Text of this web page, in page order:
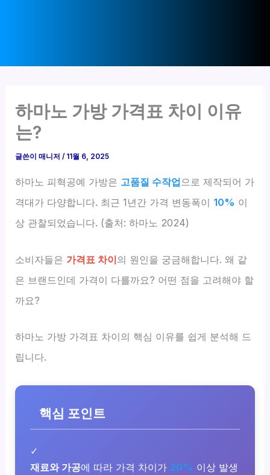
하마노 가방 가격표 차이 이유
는?
글쓴이매니저/ 11월 6, 2025
하마노 피혁공예 가방은 고품질 수작업으로 제작되어 가
격대가 다양합니다. 최근 1년간 가격 변동폭이 10% 이
상 관찰되었습니다. (출처: 하마노 2024)
소비자들은 가격표 차이의 원인을 궁금해합니다. 왜 같
은 브랜드인데 가격이 다를까요? 어떤 점을 고려해야 할
까요?
하마노 가방 가격표 차이의 핵심 이유를 쉽게 분석해 드
립니다.
핵심 포인트
✓
재료와 가공에 따라 가격 차이가 20% 이상 발생